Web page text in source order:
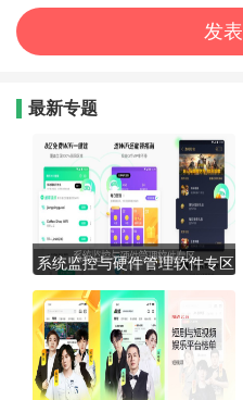
最新专题
系统监控与硬件管理软件专区